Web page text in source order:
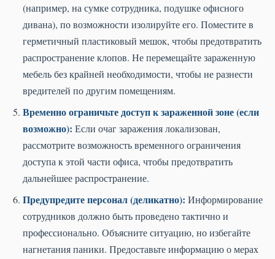
(например, на сумке сотрудника, подушке офисного
дивана), по возможности изолируйте его. Поместите в
герметичный пластиковый мешок, чтобы предотвратить
распространение клопов. Не перемещайте зараженную
мебель без крайней необходимости, чтобы не разнести
вредителей по другим помещениям.
Временно ограничьте доступ к зараженной зоне (если
возможно): Если очаг заражения локализован,
рассмотрите возможность временного ограничения
доступа к этой части офиса, чтобы предотвратить
дальнейшее распространение.
Предупредите персонал (деликатно): Информирование
сотрудников должно быть проведено тактично и
профессионально. Объясните ситуацию, но избегайте
нагнетания паники. Предоставьте информацию о мерах